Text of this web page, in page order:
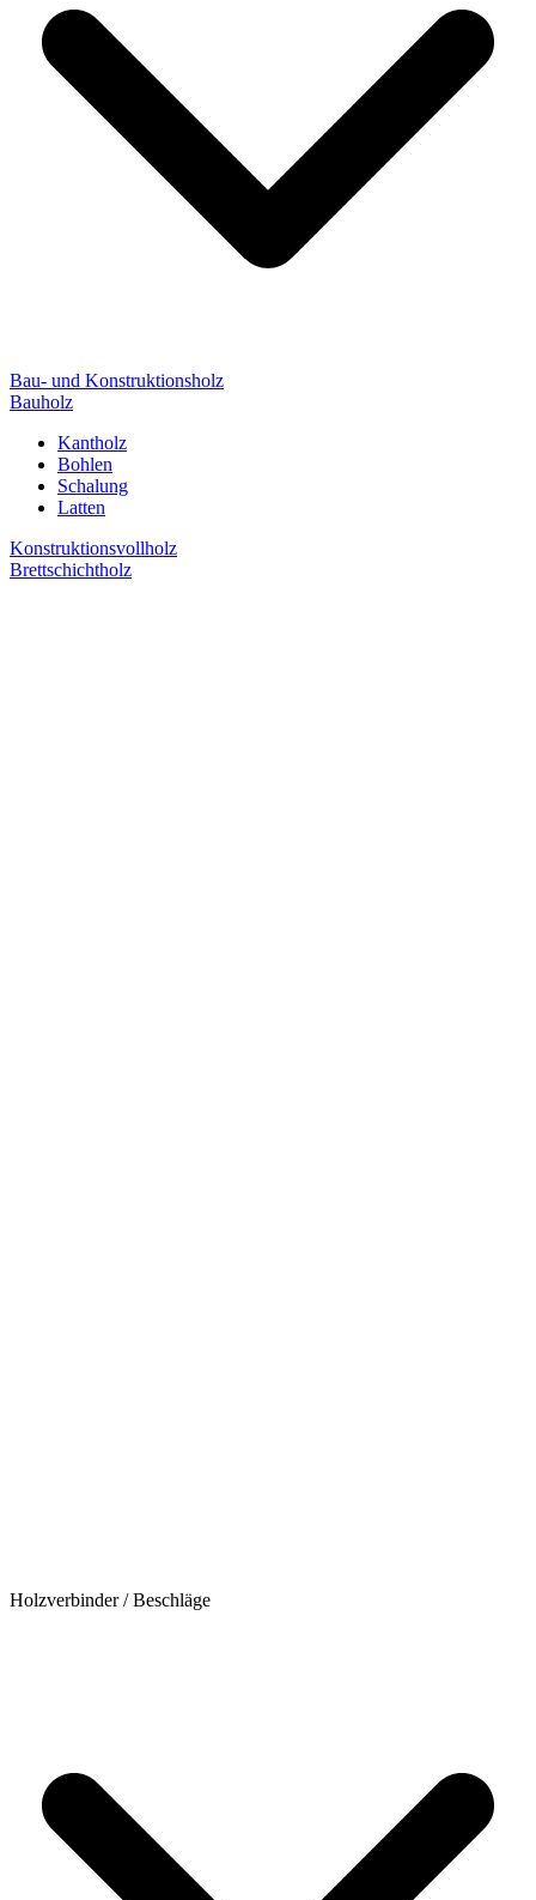
Bau- und Konstruktionsholz
Bauholz
Kantholz
Bohlen
Schalung
Latten
Konstruktionsvollholz
Brettschichtholz
Holzverbinder / Beschläge